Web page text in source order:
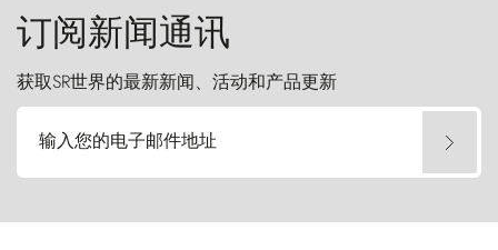
订阅新闻通讯
获取SR世界的最新新闻、活动和产品更新
输入您的电子邮件地址